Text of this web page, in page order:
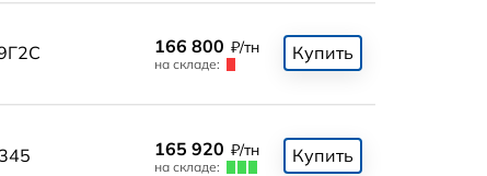
166 800 ₽/тн
на складе:
Купить
165 920 ₽/тн
на складе:
Купить